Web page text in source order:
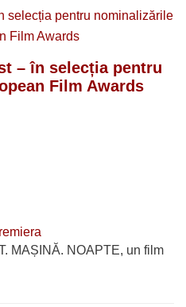
– în selecția pentru
Film Awards
MAȘINĂ. NOAPTE, un film